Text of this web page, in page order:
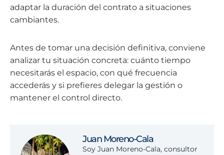
adaptar la duración del contrato a situaciones
cambiantes.
Antes de tomar una decisión definitiva, conviene
analizar tu situación concreta: cuánto tiempo
necesitarás el espacio, con qué frecuencia
accederás y si prefieres delegar la gestión o
mantener el control directo.
Juan Moreno-Cala
Soy Juan Moreno-Cala, consultor